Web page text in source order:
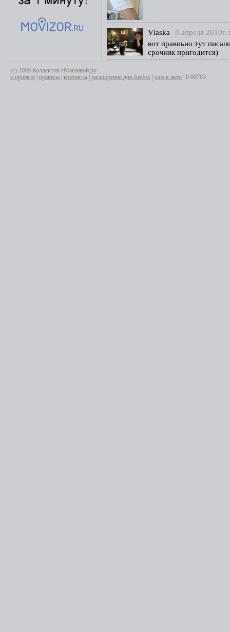
Vlaska
8 апреля 2010г.
вот правиьно тут
срочняк пригодится)
(с) 2009 Коллектив сМашиной.ру
о проекте
правила контакты расширение для firefox sms в авто | 0.00763